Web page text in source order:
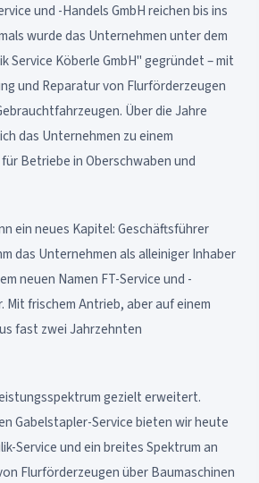
und -Handels GmbH reichen bis ins
wurde das Unternehmen unter dem
Service Köberle GmbH" gegründet – mit
und Reparatur von Flurförderzeugen
Über die Jahre
das Unternehmen zu einem
Betriebe in Oberschwaben und
ein neues Kapitel: Geschäftsführer
das Unternehmen als alleiniger Inhaber
neuen Namen FT-Service und -
Mit frischem Antrieb, aber auf einem
fast zwei Jahrzehnten
gezielt erweitert.
Gabelstapler-Service bieten wir heute
Service und ein breites Spektrum an
Flurförderzeugen über Baumaschinen